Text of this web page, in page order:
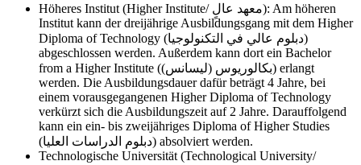
Höheres Institut (Higher Institute/ معهد عالٍ): Am höheren
Institut kann der dreijährige Ausbildungsgang mit dem Higher
Diploma of Technology (دبلوم عالي في التكنولوجيا)
abgeschlossen werden. Außerdem kann dort ein Bachelor
from a Higher Institute ((ليسانس) بكالوريوس) erlangt
werden. Die Ausbildungsdauer dafür beträgt 4 Jahre, bei
einem vorausgegangenen Higher Diploma of Technology
verkürzt sich die Ausbildungszeit auf 2 Jahre. Darauffolgend
kann ein ein- bis zweijähriges Diploma of Higher Studies
(دبلوم الدراسات العليا) absolviert werden.
Technologische Universität (Technological University/